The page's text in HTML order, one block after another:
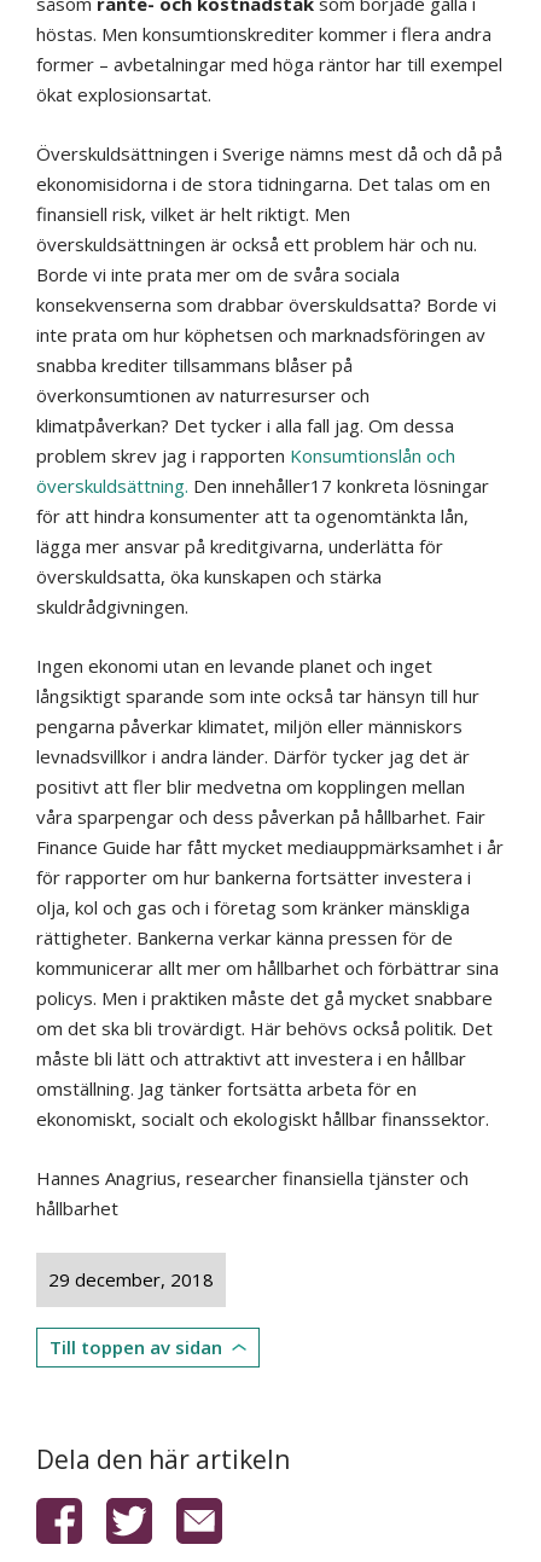
höstas. Men konsumtionskrediter kommer i flera andra
former – avbetalningar med höga räntor har till exempel
ökat explosionsartat.
Överskuldsättningen i Sverige nämns mest då och då på
ekonomisidorna i de stora tidningarna. Det talas om en
finansiell risk, vilket är helt riktigt. Men
överskuldsättningen är också ett problem här och nu.
Borde vi inte prata mer om de svåra sociala
konsekvenserna som drabbar överskuldsatta? Borde vi
inte prata om hur köphetsen och marknadsföringen av
snabba krediter tillsammans blåser på
överkonsumtionen av naturresurser och
klimatpåverkan? Det tycker i alla fall jag. Om dessa
problem skrev jag i rapporten Konsumtionslån och
överskuldsättning. Den innehåller17 konkreta lösningar
för att hindra konsumenter att ta ogenomtänkta lån,
lägga mer ansvar på kreditgivarna, underlätta för
överskuldsatta, öka kunskapen och stärka
skuldrådgivningen.
Ingen ekonomi utan en levande planet och inget
långsiktigt sparande som inte också tar hänsyn till hur
pengarna påverkar klimatet, miljön eller människors
levnadsvillkor i andra länder. Därför tycker jag det är
positivt att fler blir medvetna om kopplingen mellan
våra sparpengar och dess påverkan på hållbarhet. Fair
Finance Guide har fått mycket mediauppmärksamhet i år
för rapporter om hur bankerna fortsätter investera i
olja, kol och gas och i företag som kränker mänskliga
rättigheter. Bankerna verkar känna pressen för de
kommunicerar allt mer om hållbarhet och förbättrar sina
policys. Men i praktiken måste det gå mycket snabbare
om det ska bli trovärdigt. Här behövs också politik. Det
måste bli lätt och attraktivt att investera i en hållbar
omställning. Jag tänker fortsätta arbeta för en
ekonomiskt, socialt och ekologiskt hållbar finanssektor.
Hannes Anagrius, researcher finansiella tjänster och
hållbarhet
29 december, 2018
Till toppen av sidan
Dela den här artikeln